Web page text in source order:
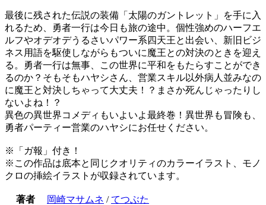
最後に残された伝説の装備「太陽のガントレット」を手に入
れるため、勇者一行は今日も旅の途中。個性強めのハーフエ
ルフやオデオデうるさいパワー系四天王と出会い、新旧ビジ
ネス用語を駆使しながらもついに魔王との対決のときを迎え
る。勇者一行は無事、この世界に平和をもたらすことができ
るのか？そもそもハヤシさん、営業スキル以外病人並みなの
に魔王と対決しちゃって大丈夫！？まさか死んじゃったりし
ないよね！？
異色の異世界コメディもいよいよ最終巻！異世界も冒険も、
勇者パーティー営業のハヤシにお任せください。
※「ガ報」付き！
※この作品は底本と同じクオリティのカラーイラスト、モノ
クロの挿絵イラストが収録されています。
著者 岡崎マサムネ /てつぶた